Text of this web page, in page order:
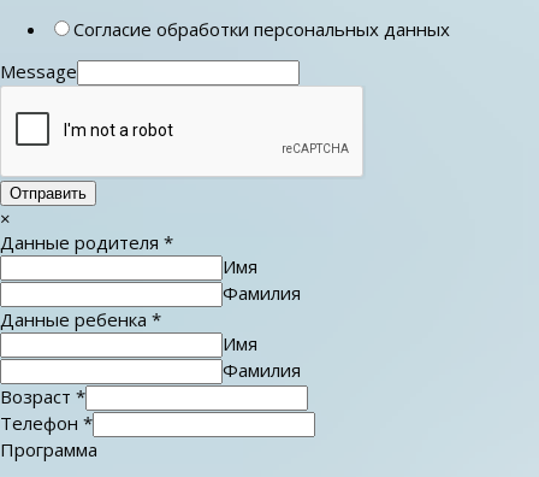
Согласие обработки персональных данных
Message
Отправить
×
Данные родителя *
Имя
Фамилия
Данные ребенка *
Имя
Фамилия
Возраст *
Телефон *
Программа